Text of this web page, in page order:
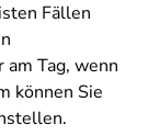
Fällen
Tag, wenn
können Sie